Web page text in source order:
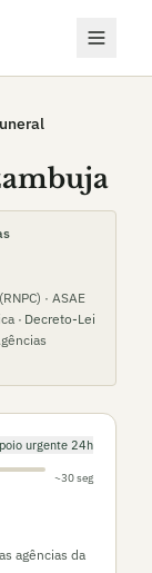
· ASAE
· Decreto-Lei
urgente 24h
~30 seg
agências da